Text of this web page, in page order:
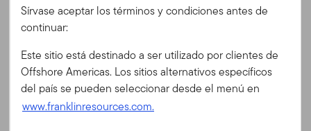
ID de usuario
Contraseña
15 años
Desde lanzamiento
Información general
Vista
Fin de mes
Sírvase aceptar los términos y condiciones antes de
continuar:
Este sitio está destinado a ser utilizado por clientes de
Offshore Americas. Los sitios alternativos específicos
del país se pueden seleccionar desde el menú en
www.franklinresources.com.